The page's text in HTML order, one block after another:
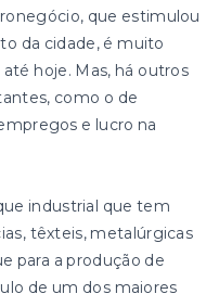
que estimulou
da cidade, é muito
hoje. Mas, há outros
como o de
e lucro na
industrial que tem
têxteis, metalúrgicas
para a produção de
de um dos maiores